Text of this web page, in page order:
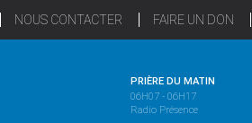
NOUS CONTACTER FAIRE UN DON
PRIÈRE DU MATIN
06H07 - 06H17
Radio Présence